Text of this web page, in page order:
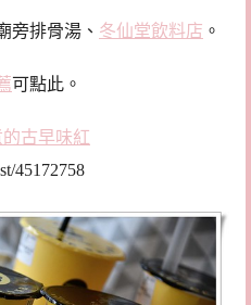
旁排骨湯、 冬仙堂飲料店 。
可點此。
古早味紅
45172758